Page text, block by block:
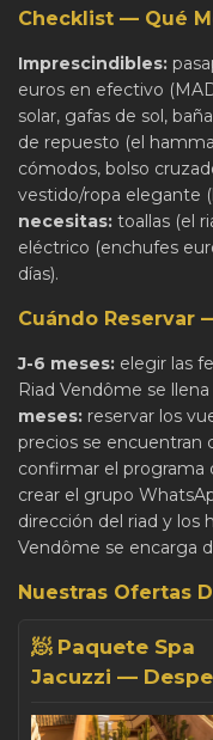
Checklist — Qué
Imprescindibles:
euros en efectivo
solar, gafas de sol,
de repuesto (el
cómodos, bolso
vestido/ropa elegante
necesitas: toallas (el
eléctrico (enchufes
días).
Cuándo Reservar
J-6 meses: elegir las
Riad Vendôme se
meses: reservar los
precios se encuentran
confirmar el programa
crear el grupo
dirección del riad y los
Vendôme se encarga
Nuestras Ofertas
🧖 Paquete Spa
Jacuzzi —